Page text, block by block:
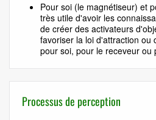
Pour soi (le magnétiseur) et
très utile d'avoir les
de créer des activateurs
favoriser la loi d'attraction ou
pour soi, pour le receveur ou
Processus de perception